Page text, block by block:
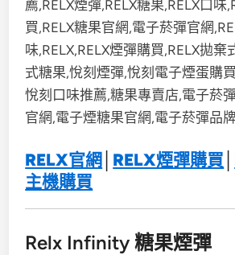
RELX官網 RELX煙彈購買
主機購買
Relx Infinity 糖果煙彈